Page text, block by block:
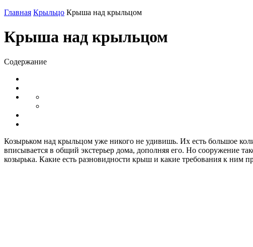
Главная Крыльцо Крыша над крыльцом
Крыша над крыльцом
Содержание
Козырьком над крыльцом уже никого не удивишь. Их есть большое
вписывается в общий экстерьер дома, дополняя его. Но сооружение
козырька. Какие есть разновидности крыш и какие требования к ним